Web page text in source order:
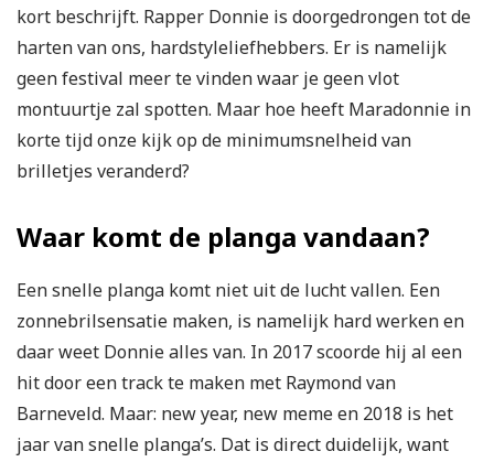
kort beschrijft. Rapper Donnie is doorgedrongen tot de
harten van ons, hardstyleliefhebbers. Er is namelijk
geen festival meer te vinden waar je geen vlot
montuurtje zal spotten. Maar hoe heeft Maradonnie in
korte tijd onze kijk op de minimumsnelheid van
brilletjes veranderd?
Waar komt de planga vandaan?
Een snelle planga komt niet uit de lucht vallen. Een
zonnebrilsensatie maken, is namelijk hard werken en
daar weet Donnie alles van. In 2017 scoorde hij al een
hit door een track te maken met Raymond van
Barneveld. Maar: new year, new meme en 2018 is het
jaar van snelle planga’s. Dat is direct duidelijk, want